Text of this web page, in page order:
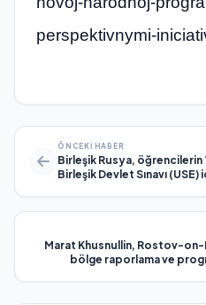
perspektivnymi-
ÖNCEKI HABER
Birleşik Rusya, öğrencilerin
Birleşik Devlet Sınavı
Marat Khusnullin, Rostov-on-
bölge raporlama ve